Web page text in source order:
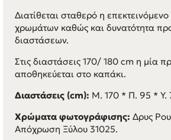
Διατίθεται σταθερό η
χρωμάτων καθώς και δυνατότητα
διαστάσεων.
Στις διαστάσεις 170/ 180 cm η μία
αποθηκεύεται στο καπάκι.
Διαστάσεις (cm): Μ. 170 * Π. 95 * Υ.
Χρώματα φωτογράφισης: Δρυς
Απόχρωση Ξύλου 31025.